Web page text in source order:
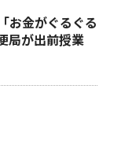
お金がぐるぐる
が出前授業